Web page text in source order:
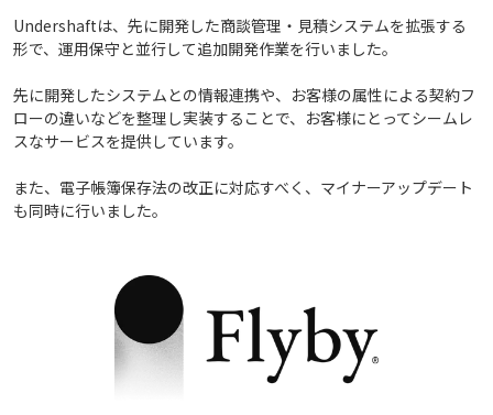
Undershaftは、先に開発した商談管理・見積システムを拡張する
形で、運用保守と並行して追加開発作業を行いました。
先に開発したシステムとの情報連携や、お客様の属性による契約フ
ローの違いなどを整理し実装することで、お客様にとってシームレ
スなサービスを提供しています。
また、電子帳簿保存法の改正に対応すべく、マイナーアップデート
も同時に行いました。